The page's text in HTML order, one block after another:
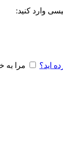
وارد کنید:
اید؟ مرا به